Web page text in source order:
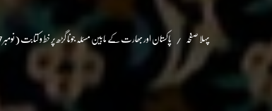
پہلا صفحہ پاکستان اور بھارت کے مابین مسئلہ جونا گڑھ پر خط و کتابت (نومبر 1947-1951): ایک جائزہ